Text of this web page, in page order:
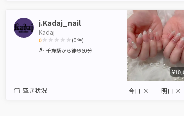
j.Kadaj_nail
Kadaj
0
1 2 3 4 5
(0件)
千歳駅から徒歩60分
空き状況 今日 × 明日 ×